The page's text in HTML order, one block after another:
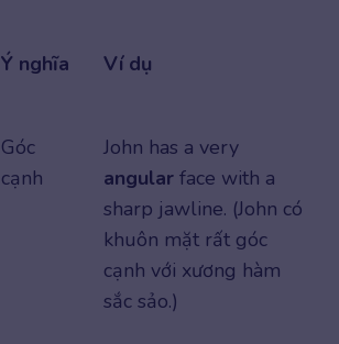
Ý nghĩa Ví dụ
Góc
cạnh
John has a very
angular face with a
sharp jawline. (John có
khuôn mặt rất góc
cạnh với xương hàm
sắc sảo.)